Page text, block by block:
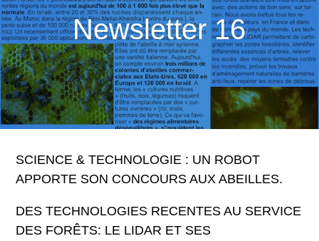
Newsletter 16
SCIENCE & TECHNOLOGIE : UN ROBOT
APPORTE SON CONCOURS AUX ABEILLES.
DES TECHNOLOGIES RECENTES AU SERVICE
DES FORÊTS: LE LIDAR ET SES